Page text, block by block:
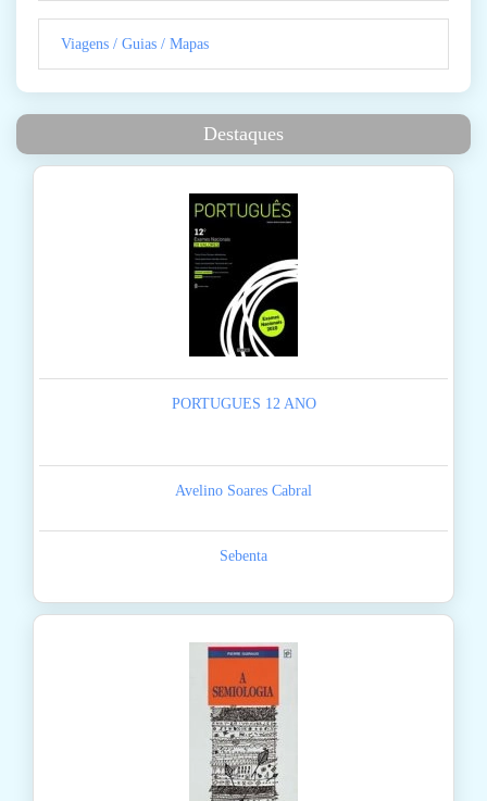
Viagens / Guias / Mapas
Destaques
PORTUGUES 12 ANO
Avelino Soares Cabral
Sebenta